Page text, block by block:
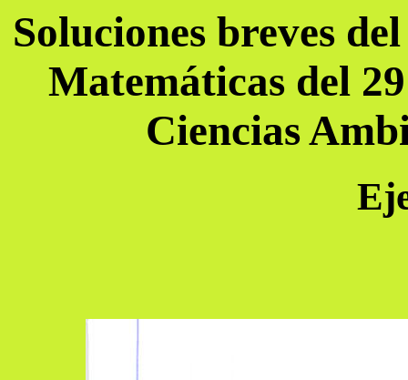
Soluciones breves
Matemáticas del
Ciencias